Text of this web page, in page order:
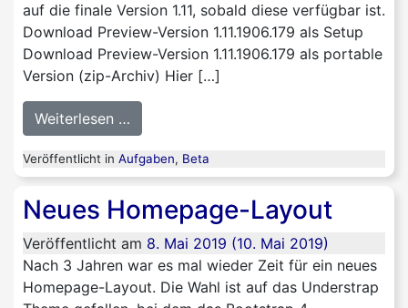
auf die finale Version 1.11, sobald diese verfügbar ist.
Download Preview-Version 1.11.1906.179 als Setup
Download Preview-Version 1.11.1906.179 als portable
Version (zip-Archiv) Hier […]
Weiterlesen …
Veröffentlicht in Aufgaben, Beta
Neues Homepage-Layout
Veröffentlicht am 8. Mai 2019 (10. Mai 2019)
Nach 3 Jahren war es mal wieder Zeit für ein neues
Homepage-Layout. Die Wahl ist auf das Understrap